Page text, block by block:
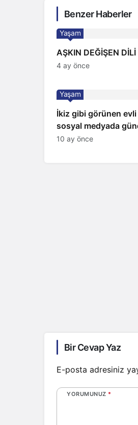
Benzer Haberler
AŞKIN DEĞİŞEN DİLİ
Yaşam
4 ay önce
İkiz gibi görünen
sosyal medyada
Yaşam
10 ay önce
Bir Cevap Yaz
E-posta adresiniz
YORUMUNUZ *